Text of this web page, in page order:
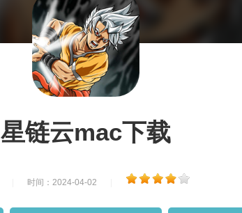
星链云mac下载
时间：2024-04-02